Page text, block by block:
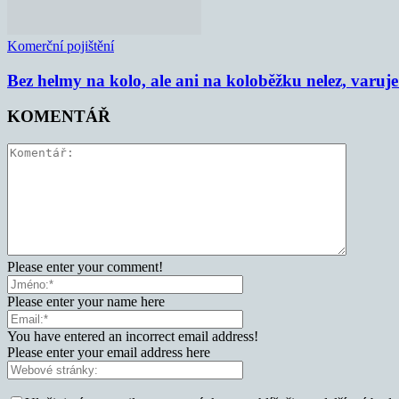
Komerční pojištění
Bez helmy na kolo, ale ani na koloběžku nelez,
KOMENTÁŘ
Please enter your comment!
Please enter your name here
You have entered an incorrect email address!
Please enter your email address here